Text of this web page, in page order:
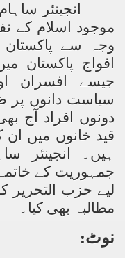
انجینئر
موجود اسلام کے
وجہ سے پاکستان
افواج پاکستان
جیسے افسران
سیاست دانوں پر
دونوں افراد آج
قید خانوں میں
ہیں۔ انجینئر
جمہوریت کے
لیے حزب التحریر
مطالبہ بھی کیا۔
نوٹ: